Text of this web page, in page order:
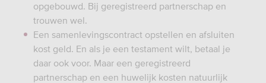
opgebouwd. Bij geregistreerd partnerschap en
trouwen wel.
Een samenlevingscontract opstellen en afsluiten
kost geld. En als je een testament wilt, betaal je
daar ook voor. Maar een geregistreerd
partnerschap en een huwelijk kosten natuurlijk